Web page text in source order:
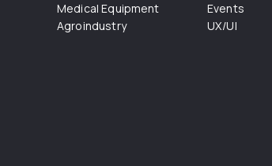
Medical Equipment
Agroindustry
Events
UX/UI